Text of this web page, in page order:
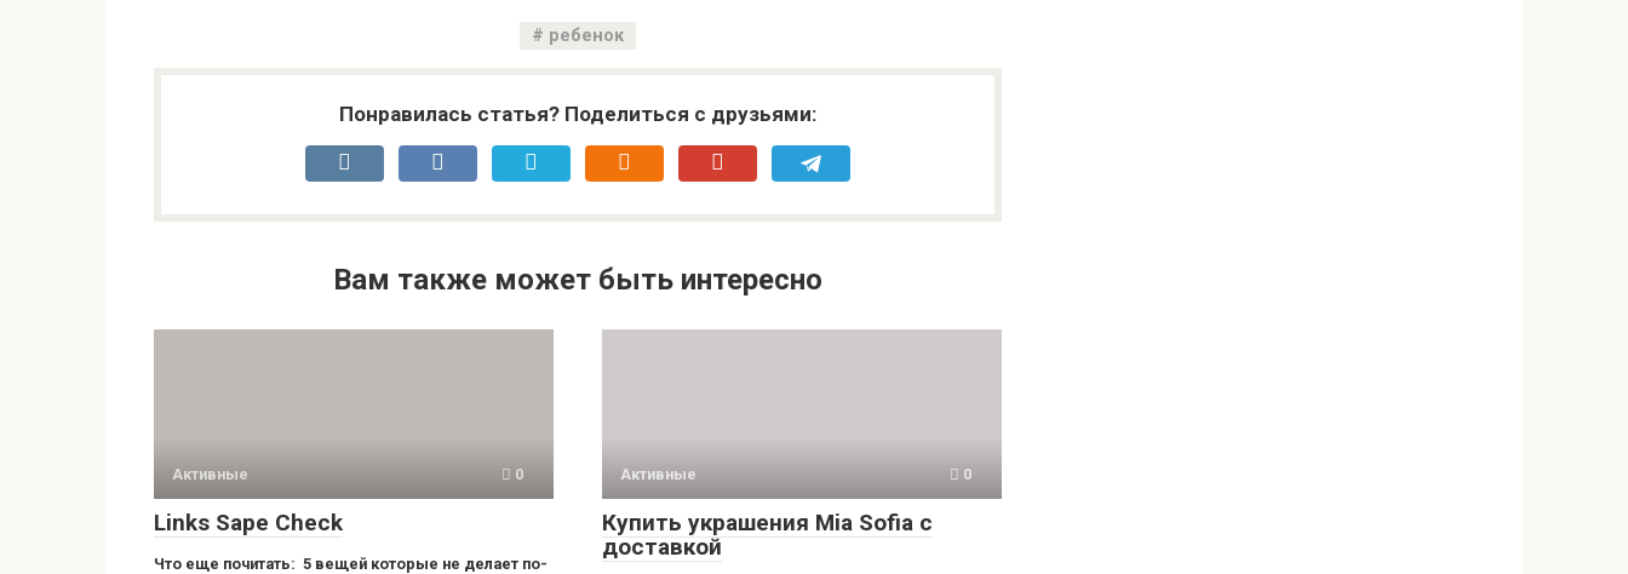
ребенок
Понравилась статья? Поделиться с друзьями:
Вам также может быть интересно
Активные 0
Links Sape Check
Что еще почитать: 5 вещей которые не делает по-
Активные 0
Купить украшения Mia Sofia с
доставкой